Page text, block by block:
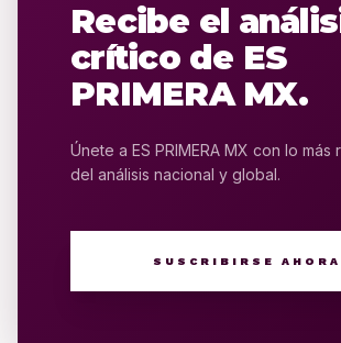
Recibe el
crítico de ES
PRIMERA MX.
Únete a ES PRIMERA MX con lo más
del análisis nacional y global.
SUSCRIBIRSE AHORA